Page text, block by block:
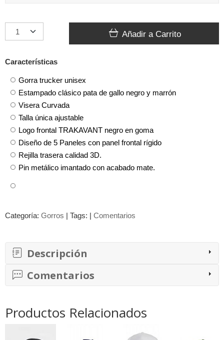
Añadir a Carrito
Características
Gorra trucker unisex
Estampado clásico pata de gallo negro y marrón
Visera Curvada
Talla única ajustable
Logo frontal TRAKAVANT negro en goma
Diseño de 5 Paneles con panel frontal rígido
Rejilla trasera calidad 3D.
Pin metálico imantado con acabado mate.
Categoría: Gorros | Tags: | Comentarios
Descripción
Comentarios
Productos Relacionados